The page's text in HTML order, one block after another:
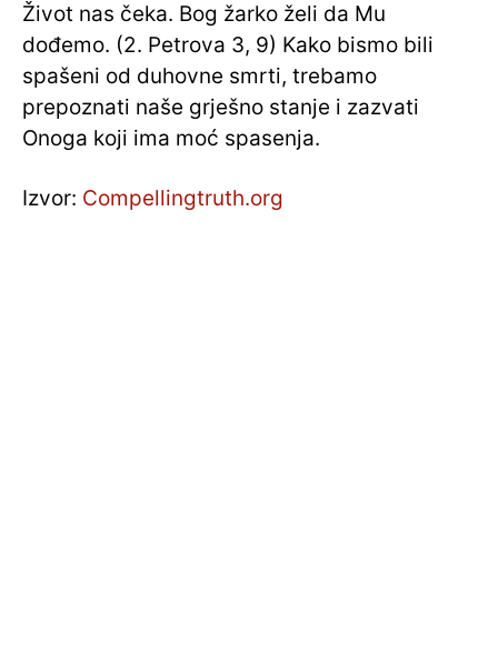
Život nas čeka. Bog žarko želi da Mu
dođemo. (2. Petrova 3, 9) Kako bismo bili
spašeni od duhovne smrti, trebamo
prepoznati naše grješno stanje i zazvati
Onoga koji ima moć spasenja.
Izvor: Compellingtruth.org